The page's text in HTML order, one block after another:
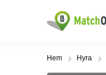
Hem Hyra